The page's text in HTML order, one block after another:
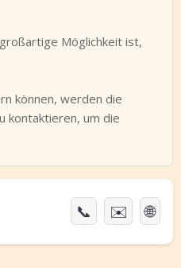
Möglichkeit ist,
können, werden die
kontaktieren, um die
📞 ✉️ 🌐